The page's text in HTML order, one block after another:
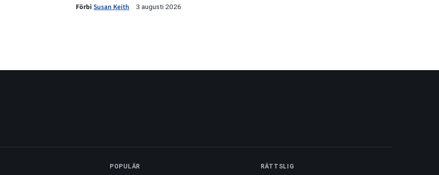
FörbiSusan Keith 3 augusti 2026
POPULÄR RÄTTSLIG